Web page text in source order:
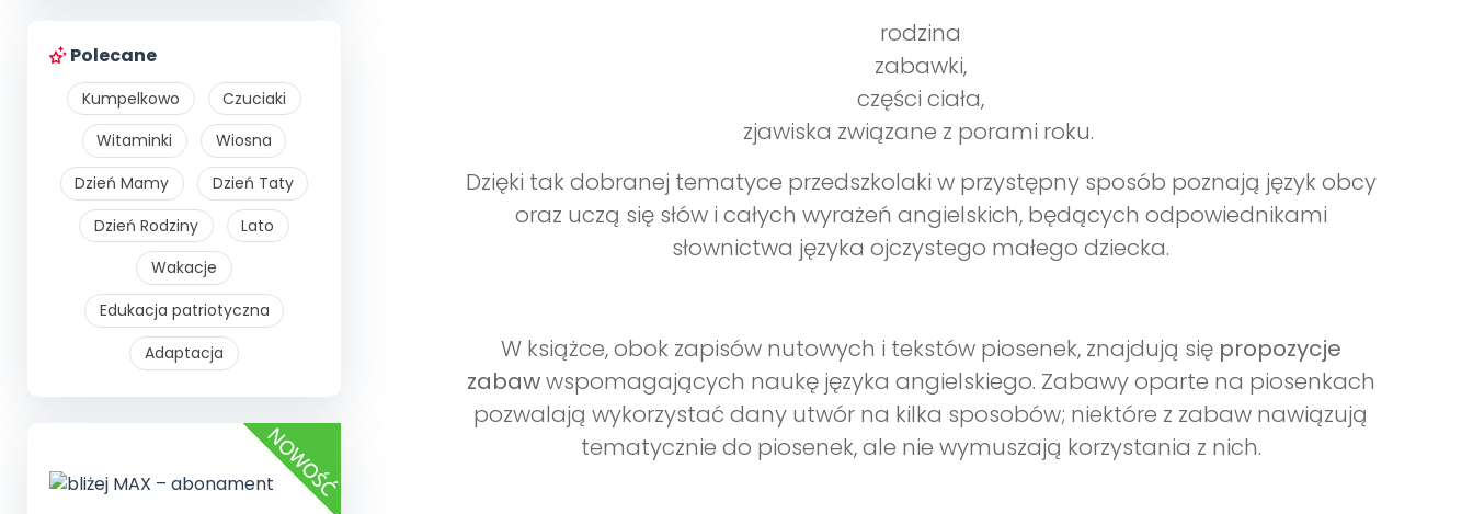
Polecane
Kumpelkowo
Czuciaki
Witaminki
Wiosna
Dzień Mamy
Dzień Taty
Dzień Rodziny
Lato
Wakacje
Edukacja patriotyczna
Adaptacja
rodzina
zabawki,
części ciała,
zjawiska związane z porami roku.
Dzięki tak dobranej tematyce przedszkolaki w przystępny sposób poznają język obcy
oraz uczą się słów i całych wyrażeń angielskich, będących odpowiednikami
słownictwa języka ojczystego małego dziecka.
W książce, obok zapisów nutowych i tekstów piosenek, znajdują się propozycje
zabawwspomagających naukę języka angielskiego. Zabawy oparte na piosenkach
pozwalają wykorzystać dany utwór na kilka sposobów; niektóre z zabaw nawiązują
tematycznie do piosenek, ale nie wymuszają korzystania z nich.